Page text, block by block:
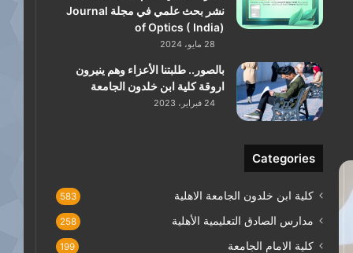
نشر بحث علمي في مجلة Journal
of Optics ( India)
28 مايو، 2024
بالصور.. طلبتنا الأعزاء وهم ينيرون
اروقة كلية ابن خلدون الجامعة
24 فبراير، 2023
Categories
كلية ابن خلدون الجامعة الاهلية 583
مدارس الصادق التعليمية الأهلية 258
كلية الامام الجامعة 199